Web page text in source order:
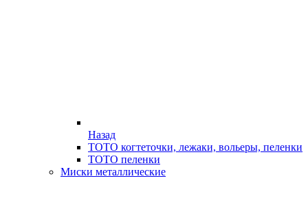
Назад
ТОТО когтеточки, лежаки, вольеры, пеленки
ТОТО пеленки
Миски металлические